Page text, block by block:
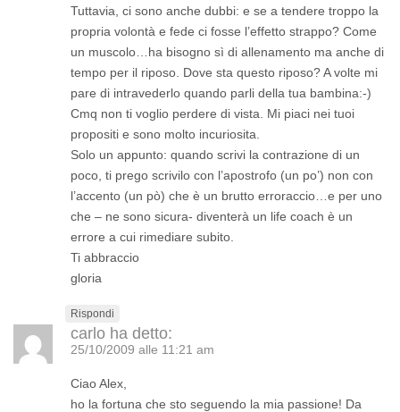
Tuttavia, ci sono anche dubbi: e se a tendere troppo la
propria volontà e fede ci fosse l’effetto strappo? Come
un muscolo…ha bisogno sì di allenamento ma anche di
tempo per il riposo. Dove sta questo riposo? A volte mi
pare di intravederlo quando parli della tua bambina:-)
Cmq non ti voglio perdere di vista. Mi piaci nei tuoi
propositi e sono molto incuriosita.
Solo un appunto: quando scrivi la contrazione di un
poco, ti prego scrivilo con l’apostrofo (un po’) non con
l’accento (un pò) che è un brutto erroraccio…e per uno
che – ne sono sicura- diventerà un life coach è un
errore a cui rimediare subito.
Ti abbraccio
gloria
Rispondi
carlo ha detto:
25/10/2009 alle 11:21 am
Ciao Alex,
ho la fortuna che sto seguendo la mia passione! Da